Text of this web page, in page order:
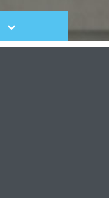
Scroll
to